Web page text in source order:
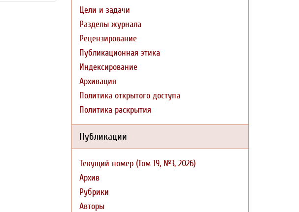
Цели и задачи
Разделы журнала
Рецензирование
Публикационная этика
Индексирование
Архивация
Политика открытого доступа
Политика раскрытия
Публикации
Текущий номер (Том 19, №3, 2026)
Архив
Рубрики
Авторы